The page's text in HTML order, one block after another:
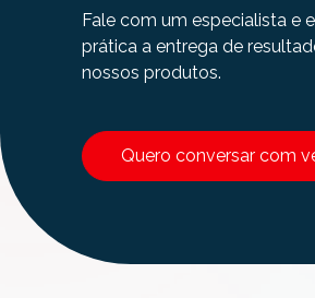
Fale com um especialista e
prática a entrega de
nossos produtos.
Quero conversar com